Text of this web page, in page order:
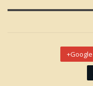
Google+